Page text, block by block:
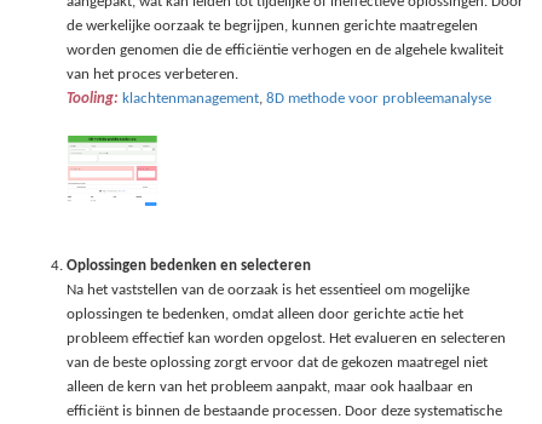
de werkelijke oorzaak te begrijpen, kunnen gerichte maatregelen
worden genomen die de efficiëntie verhogen en de algehele kwaliteit
van het proces verbeteren.
Tooling: klachtenmanagement, 8D methode voor probleemanalyse
Oplossingen bedenken en selecteren
Na het vaststellen van de oorzaak is het essentieel om mogelijke
oplossingen te bedenken, omdat alleen door gerichte actie het
probleem effectief kan worden opgelost. Het evalueren en selecteren
van de beste oplossing zorgt ervoor dat de gekozen maatregel niet
alleen de kern van het probleem aanpakt, maar ook haalbaar en
efficiënt is binnen de bestaande processen. Door deze systematische